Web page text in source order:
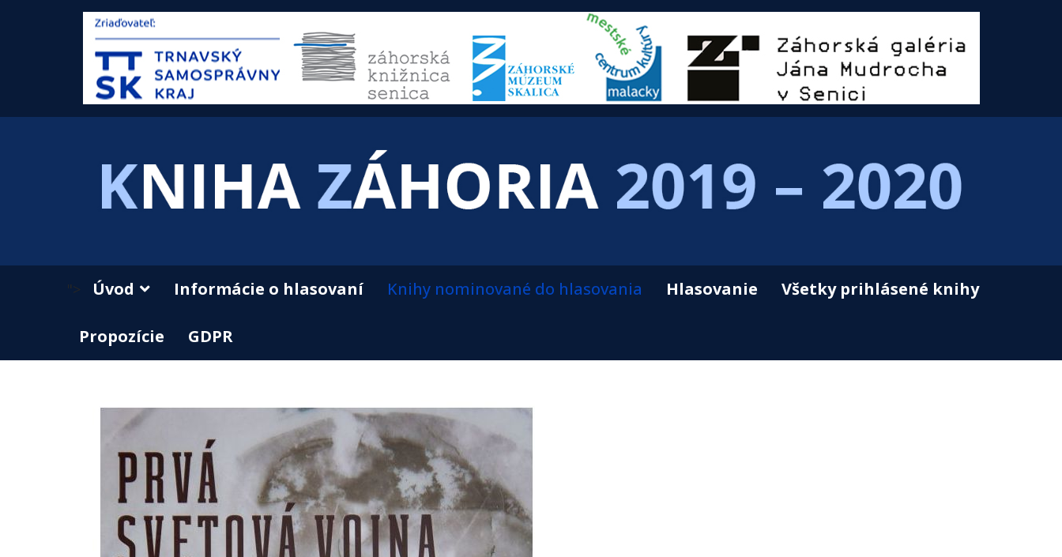
"> Úvod Informácie o hlasovaní Knihy nominované do hlasovania Hlasovanie Všetky prihlásené knihy
Propozície GDPR